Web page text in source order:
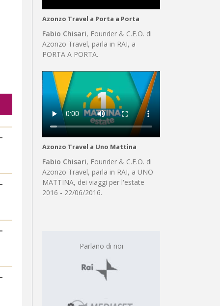
Azonzo Travel a Porta a Porta
Fabio Chisari, Founder & C.E.O. di
Azonzo Travel, parla in RAI, a
PORTA A PORTA.
Azonzo Travel a Uno Mattina
Fabio Chisari, Founder & C.E.O. di
Azonzo Travel, parla in RAI, a UNO
MATTINA, dei viaggi per l'estate
2016 - 22/06/2016.
Parlano di noi